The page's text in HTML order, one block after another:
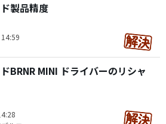
製品精度
BRNR MINI ドライバーのリシャ